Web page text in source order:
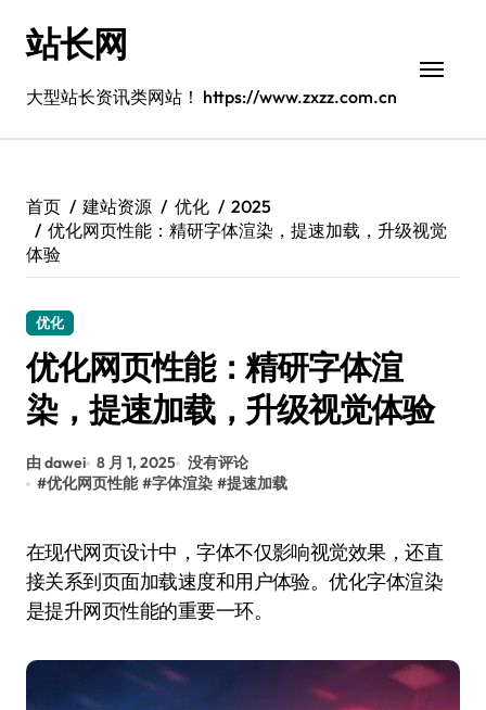
站长网
大型站长资讯类网站！ https://www.zxzz.com.cn
首页 建站资源 优化
2025
优化网页性能：精研字体渲染，提速加载，升级视觉
体验
优化
优化网页性能：精研字体渲
染，提速加载，升级视觉体验
由 dawei 8 月 1, 2025 没有评论
#优化网页性能 #字体渲染 #提速加载
在现代网页设计中，字体不仅影响视觉效果，还直
接关系到页面加载速度和用户体验。优化字体渲染
是提升网页性能的重要一环。